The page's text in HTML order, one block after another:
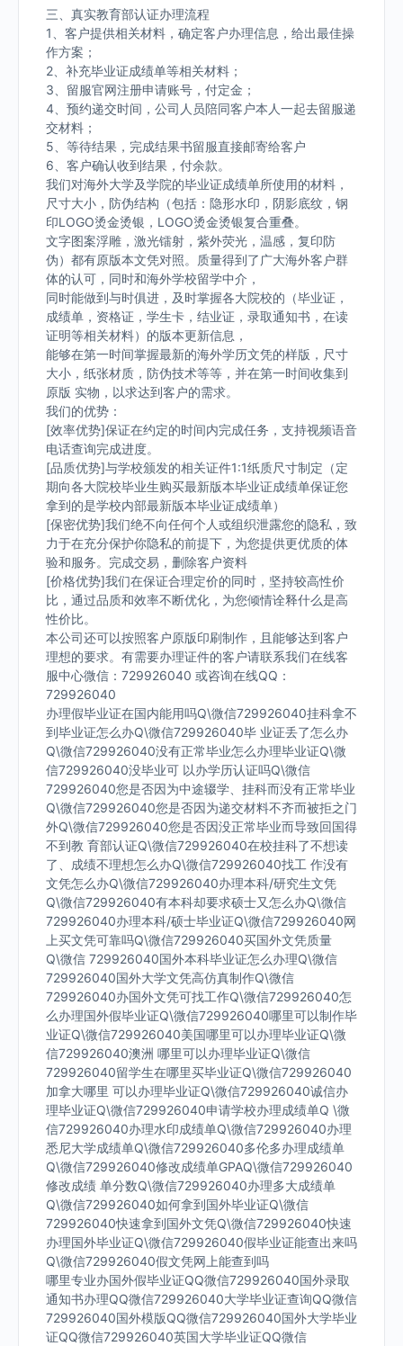
三、真实教育部认证办理流程
1、客户提供相关材料，确定客户办理信息，给出最佳操
作方案；
2、补充毕业证成绩单等相关材料；
3、留服官网注册申请账号，付定金；
4、预约递交时间，公司人员陪同客户本人一起去留服递
交材料；
5、等待结果，完成结果书留服直接邮寄给客户
6、客户确认收到结果，付余款。
我们对海外大学及学院的毕业证成绩单所使用的材料，
尺寸大小，防伪结构（包括：隐形水印，阴影底纹，钢
印LOGO烫金烫银，LOGO烫金烫银复合重叠。
文字图案浮雕，激光镭射，紫外荧光，温感，复印防
伪）都有原版本文凭对照。质量得到了广大海外客户群
体的认可，同时和海外学校留学中介，
同时能做到与时俱进，及时掌握各大院校的（毕业证，
成绩单，资格证，学生卡，结业证，录取通知书，在读
证明等相关材料）的版本更新信息，
能够在第一时间掌握最新的海外学历文凭的样版，尺寸
大小，纸张材质，防伪技术等等，并在第一时间收集到
原版 实物，以求达到客户的需求。
我们的优势：
[效率优势]保证在约定的时间内完成任务，支持视频语音
电话查询完成进度。
[品质优势]与学校颁发的相关证件1:1纸质尺寸制定（定
期向各大院校毕业生购买最新版本毕业证成绩单保证您
拿到的是学校内部最新版本毕业证成绩单）
[保密优势]我们绝不向任何个人或组织泄露您的隐私，致
力于在充分保护你隐私的前提下，为您提供更优质的体
验和服务。完成交易，删除客户资料
[价格优势]我们在保证合理定价的同时，坚持较高性价
比，通过品质和效率不断优化，为您倾情诠释什么是高
性价比。
本公司还可以按照客户原版印刷制作，且能够达到客户
理想的要求。有需要办理证件的客户请联系我们在线客
服中心微信：729926040 或咨询在线QQ：
729926040
办理假毕业证在国内能用吗Q\微信729926040挂科拿不
到毕业证怎么办Q\微信729926040毕 业证丢了怎么办
Q\微信729926040没有正常毕业怎么办理毕业证Q\微
信729926040没毕业可 以办学历认证吗Q\微信
729926040您是否因为中途辍学、挂科而没有正常毕业
Q\微信729926040您是否因为递交材料不齐而被拒之门
外Q\微信729926040您是否因没正常毕业而导致回国得
不到教 育部认证Q\微信729926040在校挂科了不想读
了、成绩不理想怎么办Q\微信729926040找工 作没有
文凭怎么办Q\微信729926040办理本科/研究生文凭
Q\微信729926040有本科却要求硕士又怎么办Q\微信
729926040办理本科/硕士毕业证Q\微信729926040网
上买文凭可靠吗Q\微信729926040买国外文凭质量
Q\微信 729926040国外本科毕业证怎么办理Q\微信
729926040国外大学文凭高仿真制作Q\微信
729926040办国外文凭可找工作Q\微信729926040怎
么办理国外假毕业证Q\微信729926040哪里可以制作毕
业证Q\微信729926040美国哪里可以办理毕业证Q\微
信729926040澳洲 哪里可以办理毕业证Q\微信
729926040留学生在哪里买毕业证Q\微信729926040
加拿大哪里 可以办理毕业证Q\微信729926040诚信办
理毕业证Q\微信729926040申请学校办理成绩单Q \微
信729926040办理水印成绩单Q\微信729926040办理
悉尼大学成绩单Q\微信729926040多伦多办理成绩单
Q\微信729926040修改成绩单GPAQ\微信729926040
修改成绩 单分数Q\微信729926040办理多大成绩单
Q\微信729926040如何拿到国外毕业证Q\微信
729926040快速拿到国外文凭Q\微信729926040快速
办理国外毕业证Q\微信729926040假毕业证能查出来吗
Q\微信729926040假文凭网上能查到吗
哪里专业办国外假毕业证QQ微信729926040国外录取
通知书办理QQ微信729926040大学毕业证查询QQ微信
729926040国外模版QQ微信729926040国外大学毕业
证QQ微信729926040英国大学毕业证QQ微信